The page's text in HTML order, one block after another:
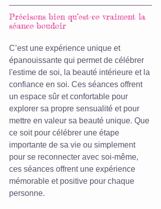
Précisons bien qu’est-ce vraiment la
séance boudoir
C’est une expérience unique et
épanouissante qui permet de célébrer
l'estime de soi, la beauté intérieure et la
confiance en soi. Ces séances offrent
un espace sûr et confortable pour
explorer sa propre sensualité et pour
mettre en valeur sa beauté unique. Que
ce soit pour célébrer une étape
importante de sa vie ou simplement
pour se reconnecter avec soi-même,
ces séances offrent une expérience
mémorable et positive pour chaque
personne.